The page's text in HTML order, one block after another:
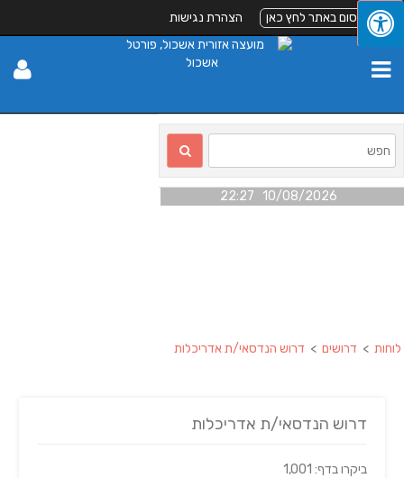
לפרסום באתר לחץ כאן הצהרת נגישות
10/08/2026 22:27
לוחות > דרושים > דרוש הנדסאי/ת אדריכלות
דרוש הנדסאי/ת אדריכלות
ביקרו בדף: 1,001